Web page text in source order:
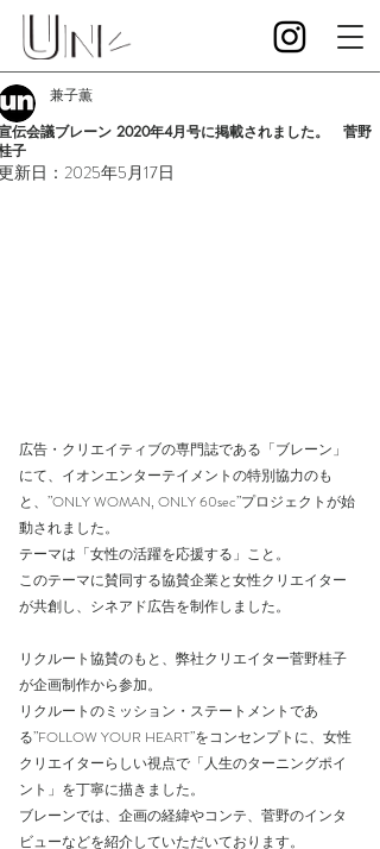
伝会議ブレーン 2020年4月号に掲載されました。 菅野
子
兼子薫
新日： 2025年5月17日
広告・クリエイティブの専門誌である「ブレーン」
にて、イオンエンターテイメントの特別協力のも
と、”ONLY WOMAN, ONLY 60sec”プロジェクトが始
動されました。
テーマは「女性の活躍を応援する」こと。
このテーマに賛同する協賛企業と女性クリエイター
が共創し、シネアド広告を制作しました。
リクルート協賛のもと、弊社クリエイター菅野桂子
が企画制作から参加。
リクルートのミッション・ステートメントであ
る”FOLLOW YOUR HEART”をコンセンプトに、女性
クリエイターらしい視点で「人生のターニングポイ
ント」を丁寧に描きました。
ブレーンでは、企画の経緯やコンテ、菅野のインタ
ビューなどを紹介していただいております。